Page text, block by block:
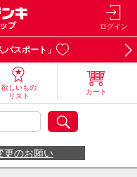
ログイン
スポート」
欲しいもの
リスト
カート
更のお願い